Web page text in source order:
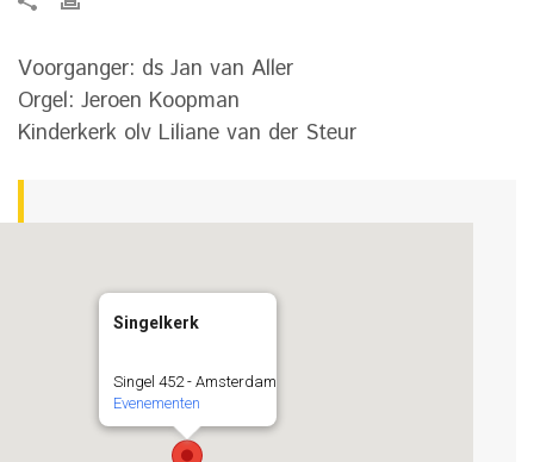
Voorganger: ds Jan van Aller
Orgel: Jeroen Koopman
Kinderkerk olv Liliane van der Steur
Singelkerk
Singel 452 - Amsterdam
Evenementen